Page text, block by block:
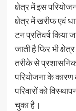
क्षेत्र में इस
क्षेत्र में खरीफ एवं
टन प्रतिवर्ष किया
जाती है फिर भी
तरीके से प्रशासनिक
परियोजना के
परिवारों को
चुका है।